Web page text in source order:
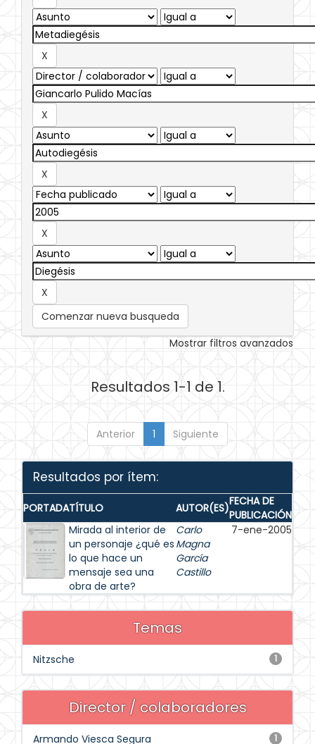
Comenzar nueva busqueda
Mostrar filtros avanzados
Resultados 1-1 de 1.
Anterior 1 Siguiente
Resultados por ítem:
PORTADATÍTULO AUTOR(ES)FECHA DE
PUBLICACIÓN
Mirada al interior de
un personaje ¿qué es
lo que hace un
mensaje sea una
obra de arte?
Carlo
Magna
García
Castillo
7-ene-2005
Temas
1
Nitzsche
Director / colaboradores
1
Armando Viesca Segura